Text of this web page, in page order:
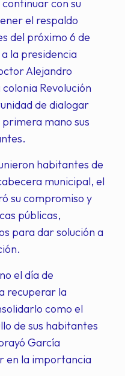
con su
el respaldo
del próximo 6 de
la presidencia
Alejandro
Revolución
de dialogar
mano sus
habitantes de
municipal, el
su compromiso y
públicas,
para dar solución a
el día de
recuperar la
como el
de sus habitantes
García
en la importancia